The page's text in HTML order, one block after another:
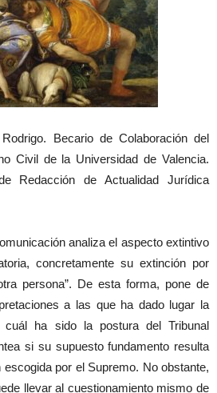
Becario de Colaboración del
Civil de la Universidad de Valencia.
Redacción de Actualidad Jurídica
analiza el aspecto extintivo
concretamente su extinción por
persona”. De esta forma, pone de
a las que ha dado lugar la
cuál ha sido la postura del Tribunal
si su supuesto fundamento resulta
por el Supremo. No obstante,
llevar al cuestionamiento mismo de